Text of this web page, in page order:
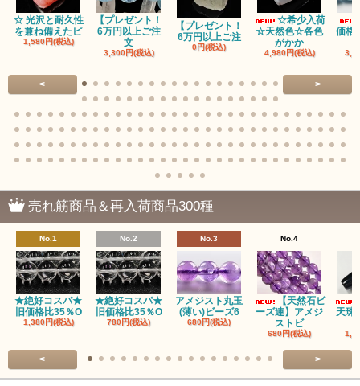
アクチノライトインクォーツ（Actinolite/緑閃石）
赤瑪瑙（レッドアゲート/カーネリアン）
アゲート（瑪瑙/Agate）各種
アズロマラカイト（Azuromalachite）
アパタイト
アベンチュリン(クォーツァイト/Aventurine)
アポフィライト（Apophylite）/魚眼石
☆ 光沢と耐久性
を兼ね備えたピ
1,580円(税込)
【プレゼント！
6万円以上ご注
文
3,300円(税込)
【プレゼント！
6万円以上ご注
0円(税込)
☆希少入荷
☆天然色☆各色
がかか
4,980円(税込)
価格
< >
売れ筋商品＆再入荷商品300種
No.1
★絶好コスパ★
旧価格比35％O
1,380円(税込)
No.2
★絶好コスパ★
旧価格比35％O
780円(税込)
No.3
アメジスト丸玉
(薄い)ビーズ6
680円(税込)
No.4
【天然石ビ
ーズ連】アメジ
ストビ
680円(税込)
天珠
< >